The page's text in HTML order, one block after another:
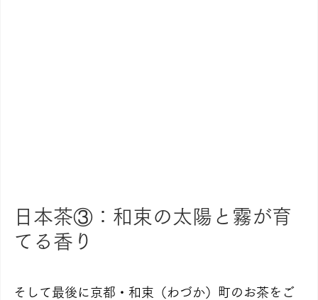
日本茶③：和束の太陽と霧が育
てる香り
そして最後に京都・和束（わづか）町のお茶をご